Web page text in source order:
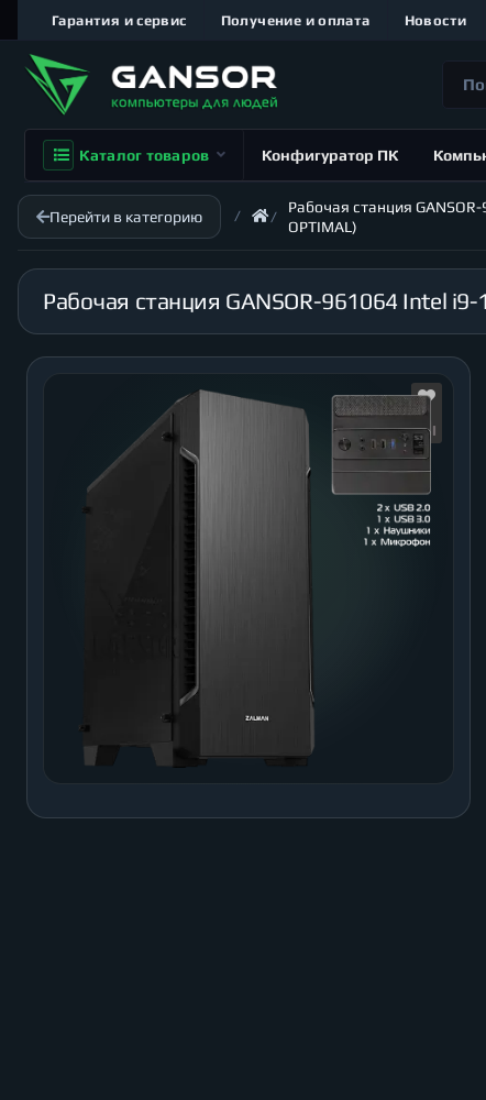
Гарантия и сервис Получение и оплата Новости
Каталог товаров Конфигуратор ПК
Перейти в категорию
Рабочая станция
OPTIMAL)